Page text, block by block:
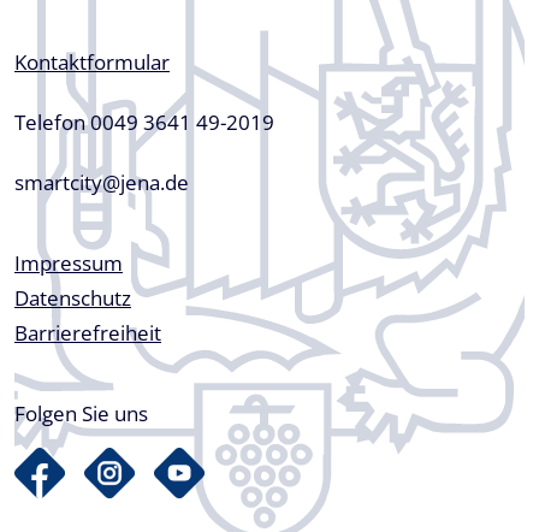
Kontaktformular
Telefon 0049 3641 49-2019
smartcity@jena.de
Fußzeile
Impressum
Datenschutz
Barrierefreiheit
Folgen Sie uns